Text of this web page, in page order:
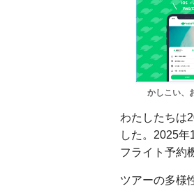
かしこい、
わたしたちは
した。2025年
フライト予約
ツアーの多様